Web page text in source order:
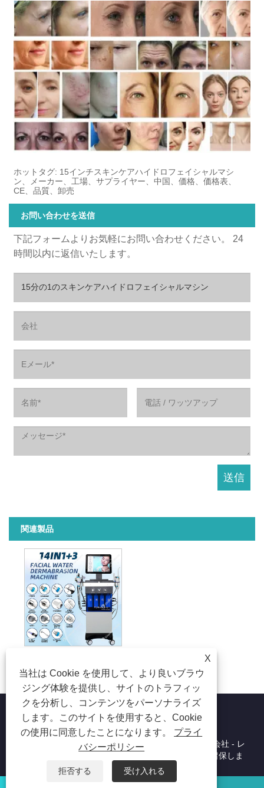
ホットタグ: 15インチスキンケアハイドロフェイシャルマシ
ン、メーカー、工場、サプライヤー、中国、価格、価格表、
CE、品質、卸売
お問い合わせを送信
下記フォームよりお気軽にお問い合わせください。 24
時間以内に返信いたします。
関連製品
X
当社は Cookie を使用して、より良いブラウ
ジング体験を提供し、サイトのトラフィッ
クを分析し、コンテンツをパーソナライズ
します。このサイトを使用すると、Cookie
の使用に同意したことになります。 プライ
バシーポリシー
拒否する
受け入れる
Copyright © 2023 北京東方ワイソンテクノロジー株式会社 - レ
ーザー脱毛、脱毛、レーザー美容機 - すべての権利を留保しま